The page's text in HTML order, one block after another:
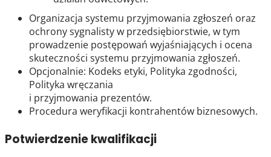
Organizacja systemu przyjmowania zgłoszeń oraz
ochrony sygnalisty w przedsiębiorstwie, w tym
prowadzenie postępowań wyjaśniających i ocena
skuteczności systemu przyjmowania zgłoszeń.
Opcjonalnie: Kodeks etyki, Polityka zgodności,
Polityka wręczania
i przyjmowania prezentów.
Procedura weryfikacji kontrahentów biznesowych.
Potwierdzenie kwalifikacji